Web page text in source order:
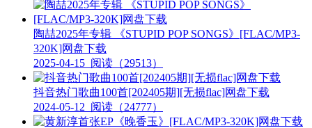
陶喆2025年专辑 《STUPID POP SONGS》[FLAC/MP3-
320K]网盘下载
2025-04-15 阅读（29513）
抖音热门歌曲100首[202405期][无损flac]网盘下载
2024-05-12 阅读（24777）